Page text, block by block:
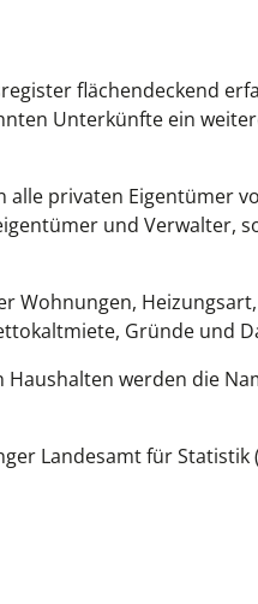
flächendeckend
Unterkünfte ein
alle privaten Eigentümer
und Verwalter,
Wohnungen,
Gründe und
werden die
Landesamt für Statistik